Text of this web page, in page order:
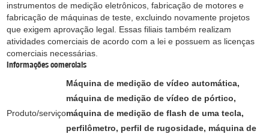
instrumentos de medição eletrônicos, fabricação de motores e
fabricação de máquinas de teste, excluindo novamente projetos
que exigem aprovação legal. Essas filiais também realizam
atividades comerciais de acordo com a lei e possuem as licenças
comerciais necessárias.
Informações comerciais
Produto/serviço
Máquina de medição de vídeo automática,
máquina de medição de vídeo de pórtico,
máquina de medição de flash de uma tecla,
perfilômetro, perfil de rugosidade, máquina de